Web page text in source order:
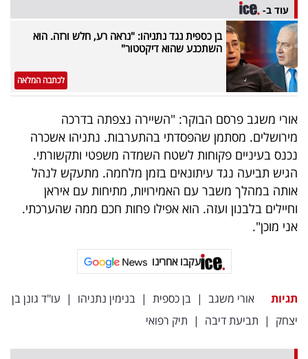
עוד ב-
בן כספית נגד נתניהו: "נראה רע, חלש ורזה. הוא
השתכנע שהוא דיקטטור"
לכתבה המלאה
אורי משגב פרסם הבוקר: "השיירה נצפתה בדרכה
מירושלים. מסתמן שהפסדתי בהתערבות. נתניהו אשכרה
נכנס בעיניים פקוחות לשטח השמדה משפטי ותקשורתי.
הגיש תביעה נגד עיתונאים בזמן מלחמה. מתעקש לנהל
אותה במהלך משבר עם האמירויות, מתיחות עם איראן
וחיילים בלבנון ועזה. הוא אפילו פחות חכם ממה שהערכתי.
אני מוכן".
עקבו אחרינו
תגיות אורי משגב | בן כספית | בנימין נתניהו | עו"ד גונן בן
יצחק | תביעת דיבה | תיק רפואי